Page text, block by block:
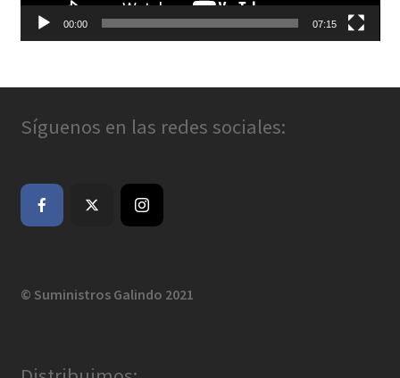
00:00 07:15
Síguenos en las redes sociales:
© Suministros Galindo 2021